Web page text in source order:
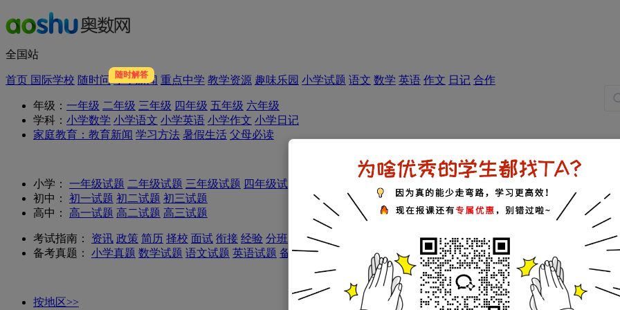
全国站
首页 国际学校 随时问 随时解答
小学新闻 重点中学 教学资源 趣味乐园 小学试题 语文 数学 英语 作文 日记 合作
年级： 一年级 二年级 三年级 四年级 五年级 六年级
学科： 小学数学 小学语文 小学英语 小学作文 小学日记
家庭教育： 教育新闻 学习方法 暑假生活 父母必读
小学： 一年级试题 二年级试题 三年级试题 四年级试题
初中：
初一试题 初二试题 初三试题
高中：
高一试题 高二试题 高三试题
考试指南： 资讯 政策 简历 择校 面试 衔接 经验 分班考试 名词解释
备考真题：
小学真题 数学试题 语文试题 英语试题 备考知识点
按地区>>